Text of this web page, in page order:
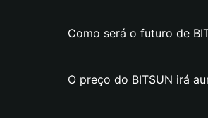
Como será o futuro de
O preço do BITSUN irá